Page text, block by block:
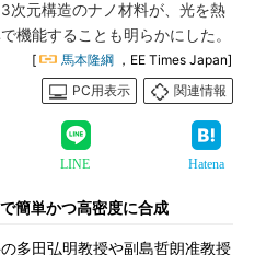
次元構造のナノ材料が、光を熱
機能することも明らかにした。
[ 馬本隆綱 ，EE Times Japan]
PC用表示
関連情報
LINE Hatena
簡単かつ高密度に合成
多田弘明教授や副島哲朗准教授